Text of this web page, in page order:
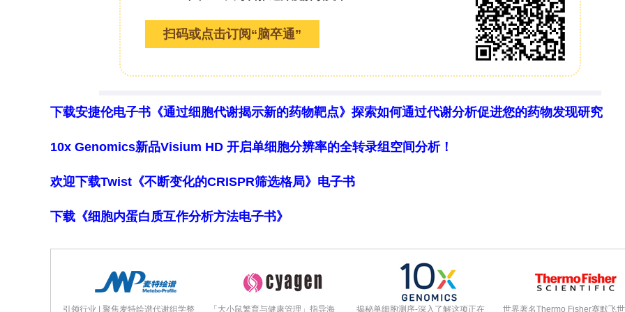
入所有测量工具时，总体合并患病率为26%（95%置信区间16–38%），但存在显著异质性
=99.6%）。敏感性分析显示，使用更宽随访间隔（≤6个月和≥12个月）时患病率稳定在
24–29%。抑郁症状严重度在7项研究（n=839）中评估，合并平均HADS-D得分为
5.72（95%置信区间4.69–6.75），提示轻中度症状负担（HADS-D临界值≥8代表可能或很
**焦虑**
究）。前瞻性测量时间中位数为4.5个月（四分位距1.1, 7.5个月）。仅使用HADS-A的研究
中，焦虑合并患病率为37%（95%置信区间21–56%），纳入所有评估方法时总体合并患病率
提示中等水平（得分≥8代表可能为焦虑障碍临床病例）。
下载安捷伦电子书《通过细胞代谢揭示新的药物靶点》探索如何通过代谢分析促进您的药物发现研究
10x Genomics新品Visium HD 开启单细胞分辨率的全转录组空间分析！
欢迎下载Twist《不断变化的CRISPR筛选格局》电子书
下载《细胞内蛋白质互作分析方法电子书》
引领行业 | 聚焦麦特绘谱代谢组学整 「大小鼠繁育与健康管理」指导海 揭秘单细胞测序-深入了解这项正在 世界著名Thermo Fisher赛默飞